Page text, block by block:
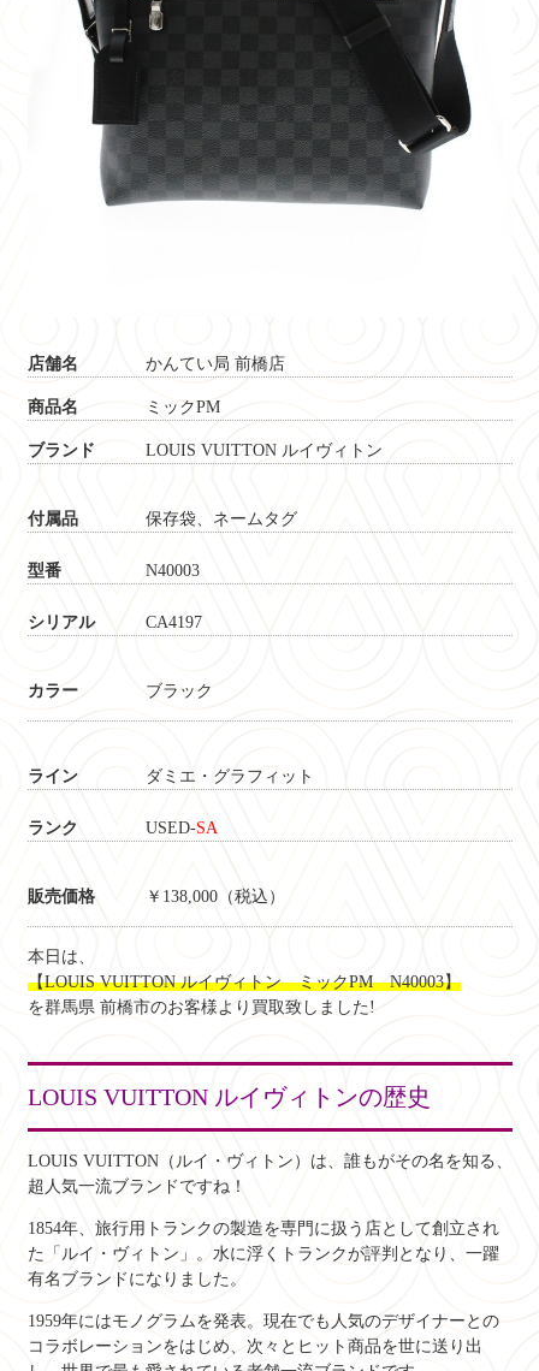
店舗名 かんてい局 前橋店
商品名 ミックPM
ブランド LOUIS VUITTON ルイヴィトン
付属品 保存袋、ネームタグ
型番 N40003
シリアルCA4197
カラーブラック
ラインダミエ・グラフィット
ランク USED-SA
販売価格￥138,000（税込）
本日は、
【LOUIS VUITTON ルイヴィトン ミックPM N40003】
を群馬県 前橋市のお客様より買取致しました!
LOUIS VUITTON ルイヴィトンの歴史
LOUIS VUITTON（ルイ・ヴィトン）は、誰もがその名を知る、
超人気一流ブランドですね！
1854年、旅行用トランクの製造を専門に扱う店として創立され
た「ルイ・ヴィトン」。水に浮くトランクが評判となり、一躍
有名ブランドになりました。
1959年にはモノグラムを発表。現在でも人気のデザイナーとの
コラボレーションをはじめ、次々とヒット商品を世に送り出